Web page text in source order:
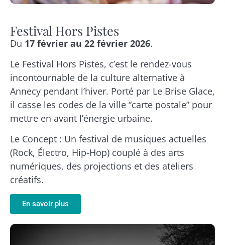
Festival Hors Pistes
Du 17 février au 22 février 2026.
Le Festival Hors Pistes, c’est le rendez-vous
incontournable de la culture alternative à
Annecy pendant l’hiver. Porté par Le Brise Glace,
il casse les codes de la ville “carte postale” pour
mettre en avant l’énergie urbaine.
Le Concept : Un festival de musiques actuelles
(Rock, Électro, Hip-Hop) couplé à des arts
numériques, des projections et des ateliers
créatifs.
En savoir plus